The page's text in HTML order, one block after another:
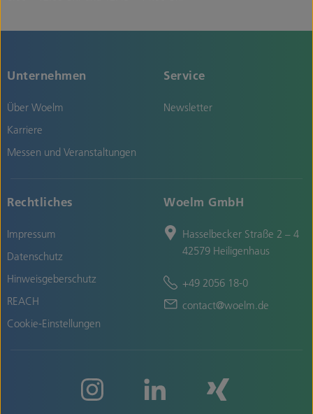
Unternehmen
Über Woelm
Karriere
Messen und Veranstaltungen
Service
Newsletter
Rechtliches
Impressum
Datenschutz
Hinweisgeberschutz
REACH
Cookie-Einstellungen
Woelm GmbH
Hasselbecker Straße 2 – 4
42579 Heiligenhaus
+49 2056 18-0
contact@woelm.de